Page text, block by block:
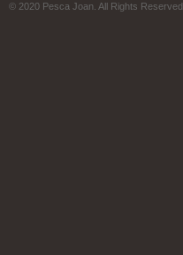
© 2020 Pesca Joan. All Rights Reserved.